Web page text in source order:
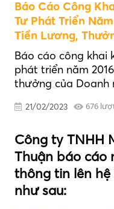
Báo Cáo Công
Tư Phát Triển
Tiền Lương,
Báo cáo công khai
phát triển năm
thưởng của Doanh
21/02/2023 676
Công ty TNHH
Thuận báo cáo
thông tin lên
như sau: